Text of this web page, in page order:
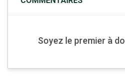
Soyez le premier à